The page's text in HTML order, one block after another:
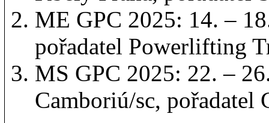
ME GPC 2025: 14. –
pořadatel Powerlifting
MS GPC 2025: 22. –
Camboriú/sc, pořadatel